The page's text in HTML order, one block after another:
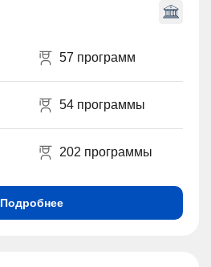
57 программ
54 программы
202 программы
Подробнее